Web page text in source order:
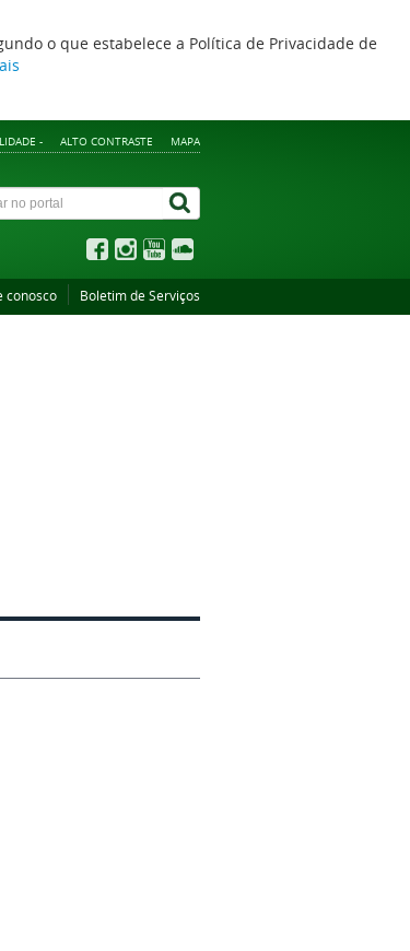
o que estabelece a Política de Privacidade de
- ALTO CONTRASTE MAPA
conosco Boletim de Serviços